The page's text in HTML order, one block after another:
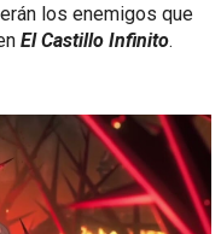
los enemigos que
El Castillo Infinito.